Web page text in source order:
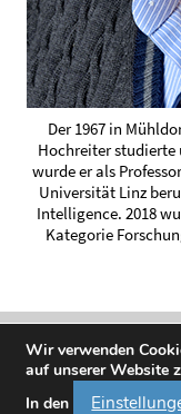
Der 1967 in
Hochreiter studierte
wurde er als
Universität Linz
Intelligence. 2018
Kategorie
Wir verwenden
auf unserer Website
In den